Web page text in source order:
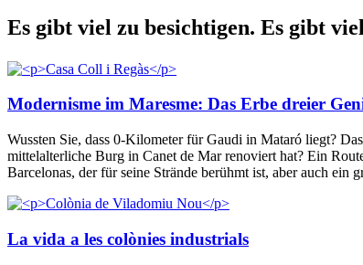
Es gibt viel zu besichtigen. Es gibt
Modernisme im Maresme: Das Erbe dreier
Wussten Sie, dass 0-Kilometer für Gaudi in Mataró liegt?
mittelalterliche Burg in Canet de Mar renoviert hat? Ein
Barcelonas, der für seine Strände berühmt ist, aber auch ein
La vida a les colònies industrials